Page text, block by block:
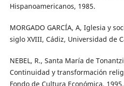
Hispanoamericanos, 1985.
MORGADO GARCÍA, A, Iglesia y
siglo XVIII, Cádiz, Universidad de
NEBEL, R., Santa María de
Continuidad y transformación
Fondo de Cultura Económica, 1995.